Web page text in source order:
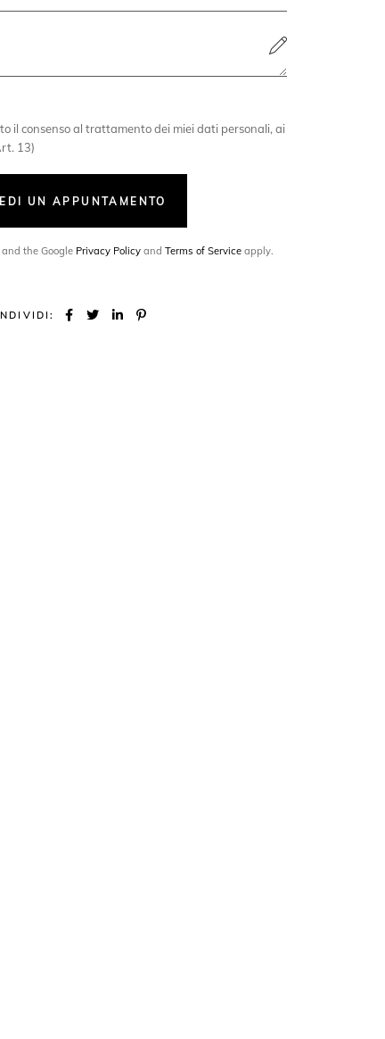
il consenso al trattamento dei miei dati personali, ai
13)
UN APPUNTAMENTO
the Google Privacy Policy and Terms of Service apply.